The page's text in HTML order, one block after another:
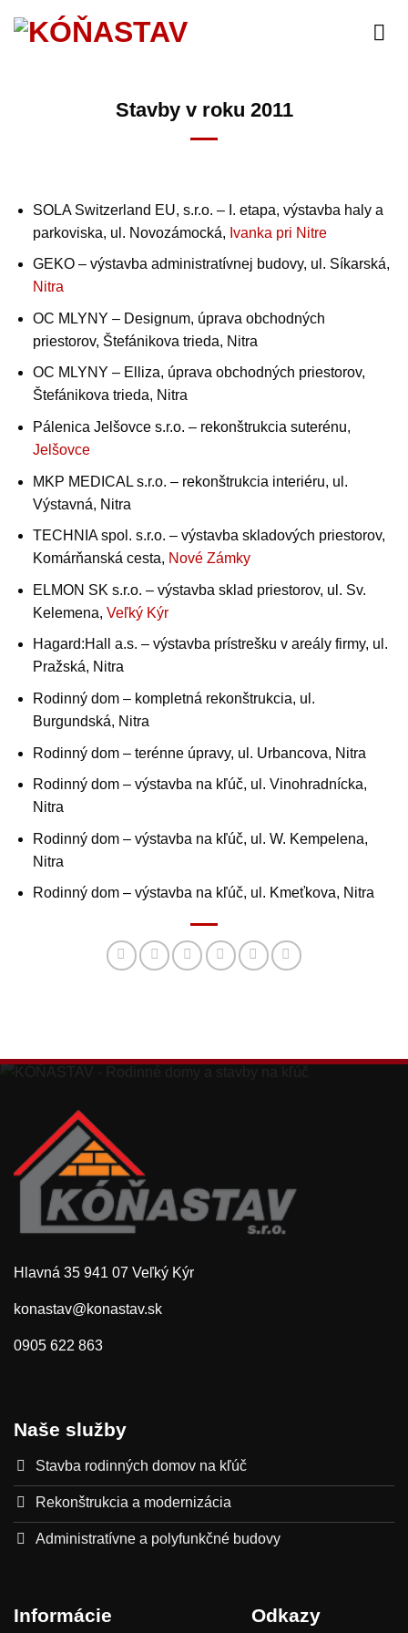
Stavby v roku 2011
SOLA Switzerland EU, s.r.o. – I. etapa, výstavba haly a
parkoviska, ul. Novozámocká, Ivanka pri Nitre
GEKO – výstavba administratívnej budovy, ul. Síkarská,
Nitra
OC MLYNY – Designum, úprava obchodných
priestorov, Štefánikova trieda, Nitra
OC MLYNY – Elliza, úprava obchodných priestorov,
Štefánikova trieda, Nitra
Pálenica Jelšovce s.r.o. – rekonštrukcia suterénu,
Jelšovce
MKP MEDICAL s.r.o. – rekonštrukcia interiéru, ul.
Výstavná, Nitra
TECHNIA spol. s.r.o. – výstavba skladových priestorov,
Komárňanská cesta, Nové Zámky
ELMON SK s.r.o. – výstavba sklad priestorov, ul. Sv.
Kelemena, Veľký Kýr
Hagard:Hall a.s. – výstavba prístrešku v areály firmy, ul.
Pražská, Nitra
Rodinný dom – kompletná rekonštrukcia, ul.
Burgundská, Nitra
Rodinný dom – terénne úpravy, ul. Urbancova, Nitra
Rodinný dom – výstavba na kľúč, ul. Vinohradnícka,
Nitra
Rodinný dom – výstavba na kľúč, ul. W. Kempelena,
Nitra
Rodinný dom – výstavba na kľúč, ul. Kmeťkova, Nitra
Hlavná 35 941 07 Veľký Kýr
konastav@konastav.sk
0905 622 863
Naše služby
Stavba rodinných domov na kľúč
Rekonštrukcia a modernizácia
Administratívne a polyfunkčné budovy
Informácie Odkazy